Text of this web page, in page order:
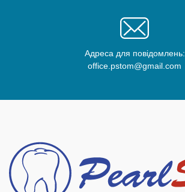
Адреса для повідомлень:
office.pstom@gmail.com